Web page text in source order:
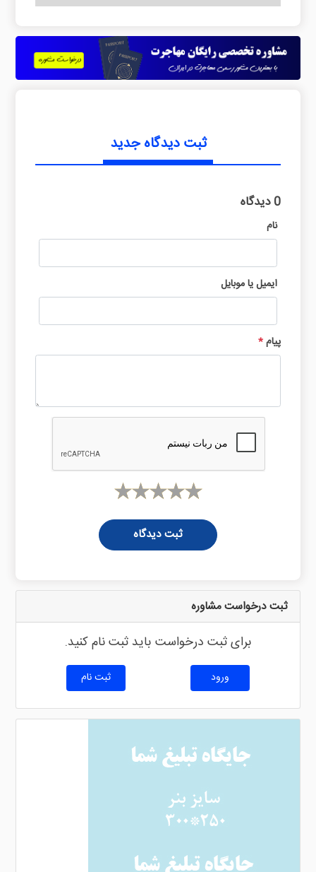
ثبت دیدگاه جدید
0 دیدگاه
نام
ایمیل یا موبایل
پیام*
ثبت دیدگاه
ثبت درخواست مشاوره
برای ثبت درخواست باید ثبت نام کنید.
ورود ثبت نام